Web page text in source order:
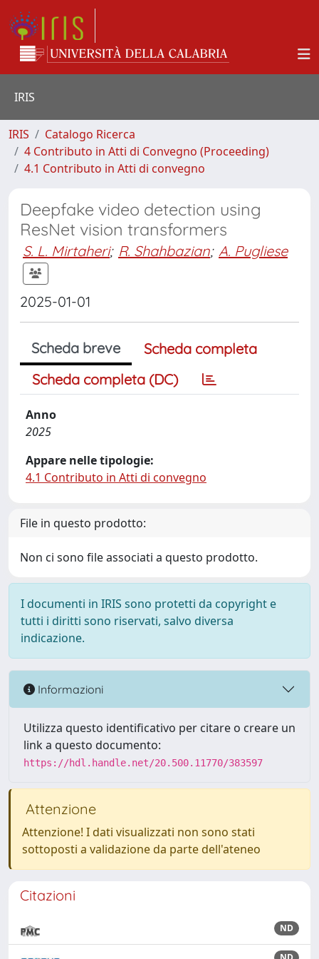
IRIS
IRIS
Catalogo Ricerca
4 Contributo in Atti di Convegno (Proceeding)
4.1 Contributo in Atti di convegno
Deepfake video detection using
ResNet vision transformers
S. L. Mirtaheri; R. Shahbazian; A. Pugliese
2025-01-01
Scheda breve
Scheda completa
Scheda completa (DC)
Anno
2025
Appare nelle tipologie:
4.1 Contributo in Atti di convegno
File in questo prodotto:
Non ci sono file associati a questo prodotto.
I documenti in IRIS sono protetti da copyright e
tutti i diritti sono riservati, salvo diversa
indicazione.
Informazioni
Utilizza questo identificativo per citare o creare un
link a questo documento:
https://hdl.handle.net/20.500.11770/383597
Attenzione
Attenzione! I dati visualizzati non sono stati
sottoposti a validazione da parte dell'ateneo
Citazioni
ND